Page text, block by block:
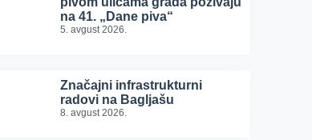
na 41. „Dane piva“
5. avgust 2026.
Značajni infrastrukturni
radovi na Bagljašu
8. avgust 2026.